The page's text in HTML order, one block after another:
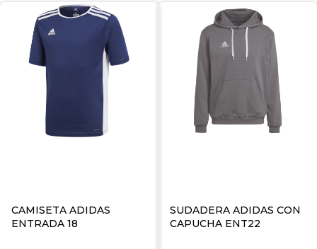
CAMISETA ADIDAS
ENTRADA 18
SUDADERA ADIDAS CON
CAPUCHA ENT22